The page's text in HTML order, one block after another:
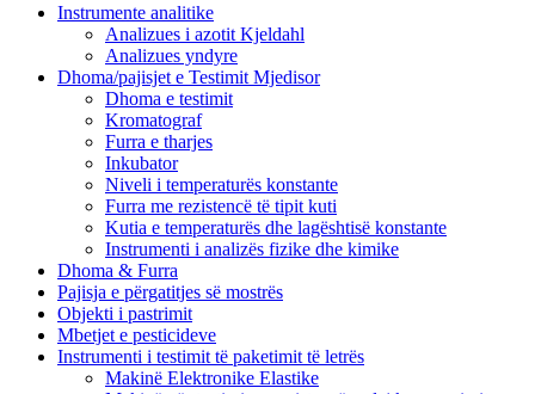
Instrumente analitike
Analizues i azotit Kjeldahl
Analizues yndyre
Dhoma/pajisjet e Testimit Mjedisor
Dhoma e testimit
Kromatograf
Furra e tharjes
Inkubator
Niveli i temperaturës konstante
Furra me rezistencë të tipit kuti
Kutia e temperaturës dhe lagështisë konstante
Instrumenti i analizës fizike dhe kimike
Dhoma & Furra
Pajisja e përgatitjes së mostrës
Objekti i pastrimit
Mbetjet e pesticideve
Instrumenti i testimit të paketimit të letrës
Makinë Elektronike Elastike